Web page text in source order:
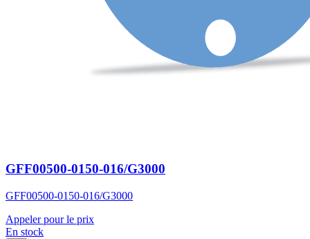
GFF00500-0150-016/G3000
GFF00500-0150-016/G3000
Appeler pour le prix
En stock